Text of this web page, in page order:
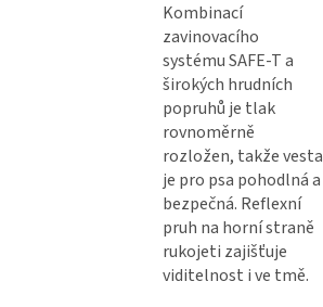
Kombinací
zavinovacího
systému SAFE-T a
širokých hrudních
popruhů je tlak
rovnoměrně
rozložen, takže vesta
je pro psa pohodlná a
bezpečná. Reflexní
pruh na horní straně
rukojeti zajišťuje
viditelnost i ve tmě.